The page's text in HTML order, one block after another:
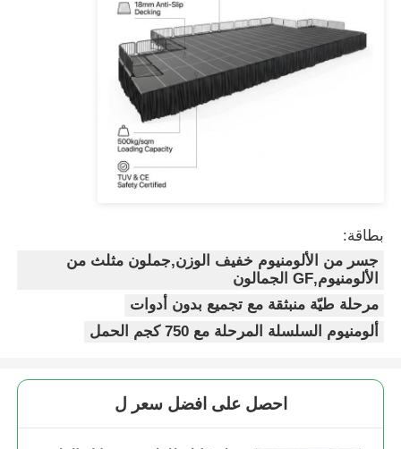
اتصل بنا
ألومنيوم الساحة الساحة
ألومنيوم Spigot Truss
بطاقة:
جسر من الألومنيوم خفيف الوزن,جملون مثلث من
الألومنيوم,GF الجمالون
مرحلة طيّة منبثقة مع تجميع بدون أدوات
ألومنيوم السلسلة المرحلة مع 750 كجم الحمل
احصل على افضل سعر ل